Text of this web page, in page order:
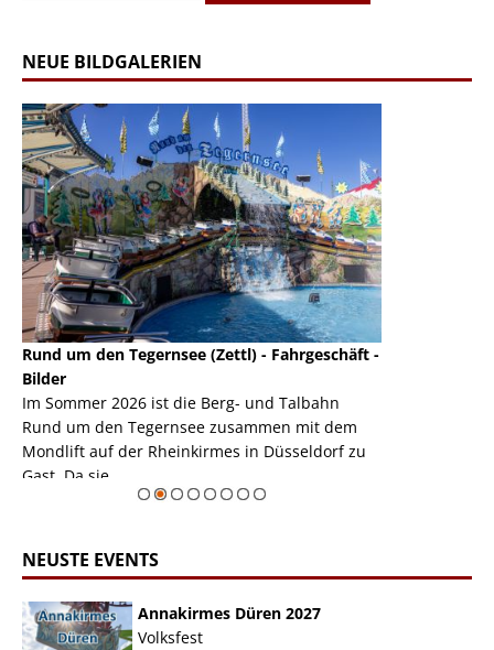
NEUE BILDGALERIEN
Rund um den Tegernsee (Zettl) - Fahrgeschäft -
Bilder
Im Sommer 2026 ist die Berg- und Talbahn
Rund um den Tegernsee zusammen mit dem
Mondlift auf der Rheinkirmes in Düsseldorf zu
Gast. Da sie ...
NEUSTE EVENTS
Annakirmes Düren 2027
Volksfest